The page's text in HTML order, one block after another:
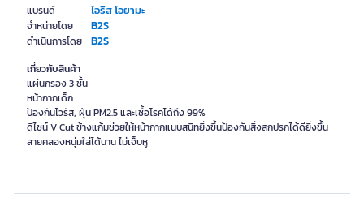
แบรนด์ ไอริส โอยามะ
จำหน่ายโดย B2S
ดำเนินการโดย B2S
เกี่ยวกับสินค้า
แผ่นกรอง 3 ชั้น
หน้ากากเด็ก
ป้องกันไวรัส, ฝุ่น PM2.5 และเชื้อโรคได้ถึง 99%
ดีไซน์ V Cut ข้างแก้มช่วยให้หน้ากากแนบสนิทยิ่งขึ้นป้องกันสิ่งสกปรกได้ดียิ่งขึ้น
สายคลองหนุ่มใส่ได้นาน ไม่เจ็บหู